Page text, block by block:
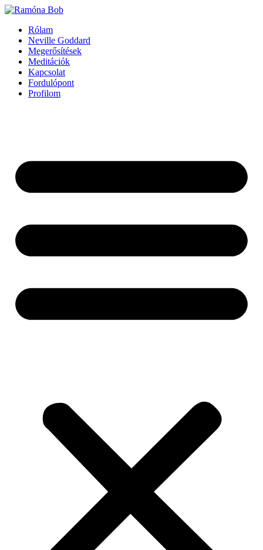
Ugrás
tartalomhoz
Rólam
Neville Goddard
Megerősítések
Meditációk
Kapcsolat
Fordulópont
Profilom